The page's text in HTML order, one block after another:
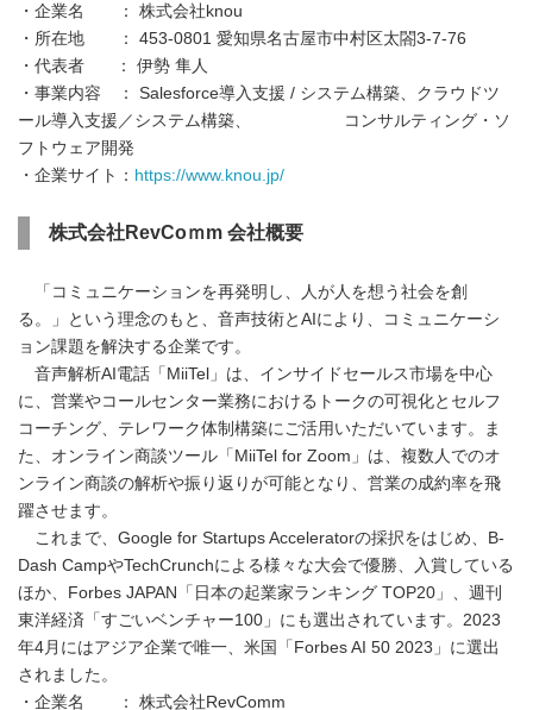
・企業名 ： 株式会社knou
・所在地 ： 453-0801 愛知県名古屋市中村区太閤3-7-76
・代表者 ： 伊勢 隼人
・事業内容 ： Salesforce導入支援 / システム構築、クラウドツ
ール導入支援／システム構築、 コンサルティング・ソ
フトウェア開発
・企業サイト： https://www.knou.jp/
株式会社RevCoｍm 会社概要
「コミュニケーションを再発明し、人が人を想う社会を創
る。」という理念のもと、音声技術とAIにより、コミュニケーシ
ョン課題を解決する企業です。
音声解析AI電話「MiiTel」は、インサイドセールス市場を中心
に、営業やコールセンター業務におけるトークの可視化とセルフ
コーチング、テレワーク体制構築にご活用いただいています。ま
た、オンライン商談ツール「MiiTel for Zoom」は、複数人でのオ
ンライン商談の解析や振り返りが可能となり、営業の成約率を飛
躍させます。
これまで、Google for Startups Acceleratorの採択をはじめ、B-
Dash CampやTechCrunchによる様々な大会で優勝、入賞している
ほか、Forbes JAPAN「日本の起業家ランキング TOP20」、週刊
東洋経済「すごいベンチャー100」にも選出されています。2023
年4月にはアジア企業で唯一、米国「Forbes AI 50 2023」に選出
されました。
・企業名 ： 株式会社RevComm